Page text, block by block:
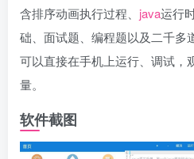
含排序动画执行过程、 java运行
础、面试题、编程题以及二千多
可以直接在手机上运行、调试，
量。
软件截图